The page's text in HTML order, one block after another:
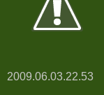
2009.06.03.22.53